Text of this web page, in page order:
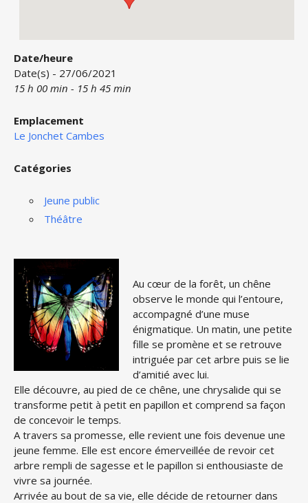
Date/heure
Date(s) - 27/06/2021
15 h 00 min - 15 h 45 min
Emplacement
Le Jonchet Cambes
Catégories
Jeune public
Théâtre
Au cœur de la forêt, un chêne
observe le monde qui l’entoure,
accompagné d’une muse
énigmatique. Un matin, une petite
fille se promène et se retrouve
intriguée par cet arbre puis se lie
d’amitié avec lui.
Elle découvre, au pied de ce chêne, une chrysalide qui se
transforme petit à petit en papillon et comprend sa façon
de concevoir le temps.
A travers sa promesse, elle revient une fois devenue une
jeune femme. Elle est encore émerveillée de revoir cet
arbre rempli de sagesse et le papillon si enthousiaste de
vivre sa journée.
Arrivée au bout de sa vie, elle décide de retourner dans